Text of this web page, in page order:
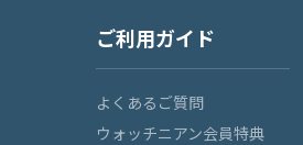
ご利用ガイド
よくあるご質問
ウォッチニアン会員特典